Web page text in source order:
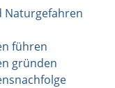
Naturgefahren
führen
gründen